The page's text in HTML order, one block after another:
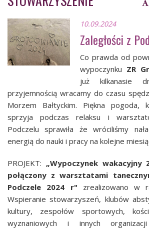
10.09.2024
Zaległości z
Co prawda od
wypoczynku ZR
już kilkanasie
przyjemnością wracamy do czasu
Morzem Bałtyckim. Piękna pogoda,
sprzyja podczas relaksu i
Podczelu sprawiła że wróciliśmy
energią do nauki i pracy na kolejne
PROJEKT: „Wypoczynek wakacyjny
połączony z warsztatami
Podczele 2024
r" zrealizowano w
Wspieranie stowarzyszeń, klubów
kultury, zespołów sportowych,
wyznaniowych i innych